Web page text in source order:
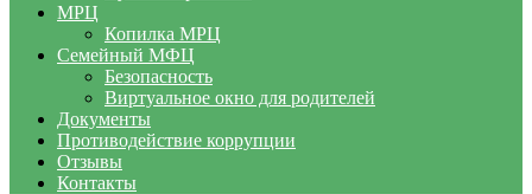
МРЦ
Копилка МРЦ
Семейный МФЦ
Безопасность
Виртуальное окно для родителей
Документы
Противодействие коррупции
Отзывы
Контакты